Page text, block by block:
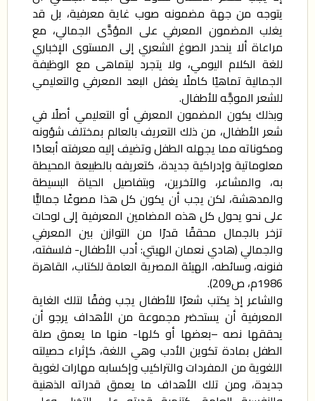
يتوجه من جهة مضمونه صوب غاية معرفية، بل قد
يغلب المضمون المعرفي على المؤدَّى الجمالي، مع
مراعاة ألا ينحدر الصوغ الشعري إلى المستوى الإخباري
للغة الكلام اليومي، ولا يتجرد ليتماهى مع الوظيفة
الجمالية تماهيًا كاملًا يغفل البعد المعرفي والتعليمي
للشعر الموجَّه للأطفال.
وبذلك يكون المضمون المعرفي أو التعليمي أصلًا في
شعر الأطفال، من ذلك التعريف بالعالم بمختلف شؤونه
ومكوناته مما يجهله الطفل وتضيف إليه معرفته أبعادًا
معلوماتية وإدراكية جديدة، كتعريفه بالطبيعة المحيطة
به، والمشاعر، والآخرين، وبتفاصيل الحياة البسيطة
والمدهشة، لكن يجب أن يكون كل هذا مصوغًا جماليًّا
على نحو يحول كل هذه المضامين المعرفية إلى لوحات
تزخر بالجمال محققًا قدرًا من التوازن بين المعرفي
والجمالي (هادي نعمان الهيتي: أدب الأطفال- فلسفته،
فنونه، وسائطه، الهيئة المصرية العامة للكتاب، القاهرة
1986م، ص209).
والشاعر إذ يكتب شعرًا للأطفال يجب وفقًا لتلك الغاية
المعرفية أن يستحضر مجموعة من الأهداف يرجو أن
يحققها نصه –بعضها أو كلها- منها ما يعمق صلة
الطفل بمادة تكوين الأدب وهي اللغة، كإثراء حصيلته
اللغوية من المفردات والتراكيب وإكسابه مهارات لغوية
جديدة، ومن تلك الأهداف ما يعمق قدراته الذهنية